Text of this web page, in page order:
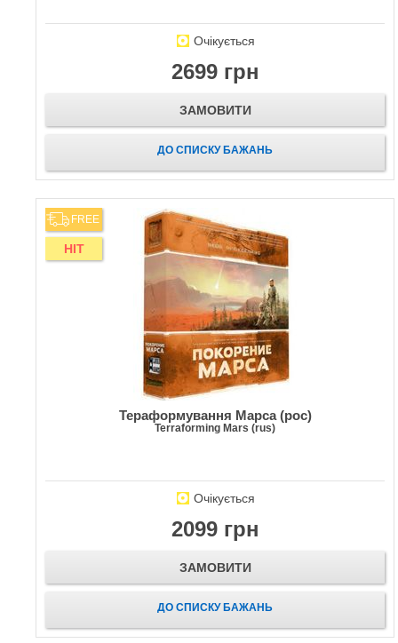
Очікується
2699 грн
ЗАМОВИТИ
ДО СПИСКУ БАЖАНЬ
FREE
HIT
Тераформування Марса (рос)
Terraforming Mars (rus)
Очікується
2099 грн
ЗАМОВИТИ
ДО СПИСКУ БАЖАНЬ